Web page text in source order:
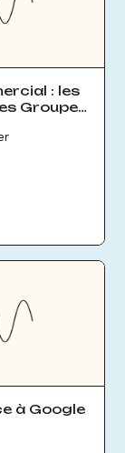
: les
Groupes
à Google